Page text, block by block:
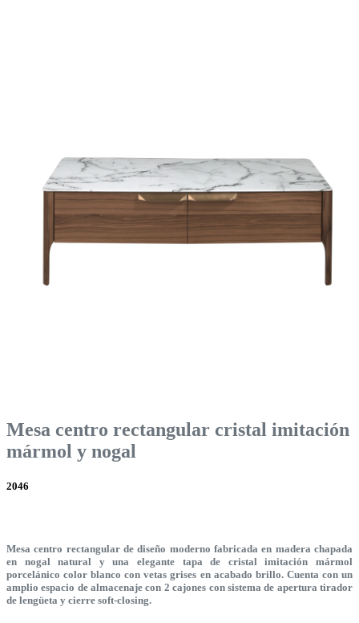
Mesa centro rectangular cristal imitación
mármol y nogal
2046
Mesa centro rectangular de diseño moderno fabricada en madera chapada
en nogal natural y una elegante tapa de cristal imitación mármol
porcelánico color blanco con vetas grises en acabado brillo. Cuenta con un
amplio espacio de almacenaje con 2 cajones con sistema de apertura tirador
de lengüeta y cierre soft-closing.